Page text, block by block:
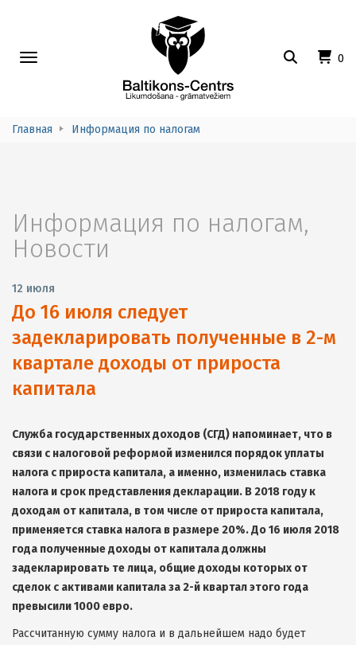
0
Toggle
Главная Информация по налогам
Информация по налогам,
Новости
12 июля
До 16 июля следует
задекларировать полученные в 2-м
квартале доходы от прироста
капитала
Служба государственных доходов (СГД) напоминает, что в
связи с налоговой реформой изменился порядок уплаты
налога с прироста капитала, а именно, изменилась ставка
налога и срок представления декларации. В 2018 году к
доходам от капитала, в том числе от прироста капитала,
применяется ставка налога в размере 20%. До 16 июля 2018
года полученные доходы от капитала должны
задекларировать те лица, общие доходы которых от
сделок с активами капитала за 2-й квартал этого года
превысили 1000 евро.
Рассчитанную сумму налога и в дальнейшем надо будет